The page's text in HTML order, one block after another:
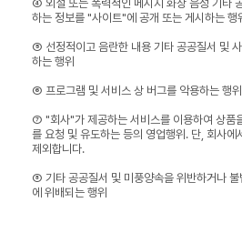
④ 외설 또는 폭력적인 메시지 화상 음성 기타
하는 정보를 "사이트"에 공개 또는 게시하는 행
⑤ 선정적이고 음란한 내용 기타 공공질서 및
하는 행위
⑥ 프로그램 및 서비스 상 버그를 악용하는 행위
⑦ "회사"가 제공하는 서비스를 이용하여 상품
를 요청 및 유도하는 등의 영업행위. 단, 회사에
제외합니다.
⑧ 기타 공공질서 및 미풍양속을 위반하거나
에 위배되는 행위